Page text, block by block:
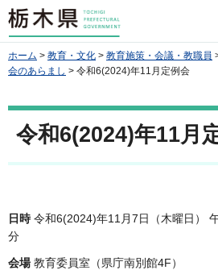
栃木県
ホーム > 教育・文化 > 教育施策・会議・教職員
会のあらまし > 令和6(2024)年11月定例会
令和6(2024)年11月
日時令和6(2024)年11月7日（木曜日）
分
会場教育委員室（県庁南別館4F）